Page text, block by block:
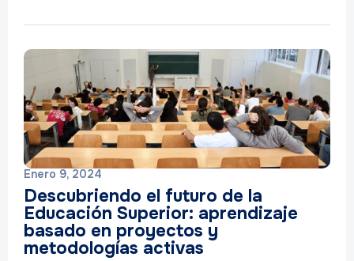
Enero 9, 2024
Descubriendo el futuro de la
Educación Superior: aprendizaje
basado en proyectos y
metodologías activas